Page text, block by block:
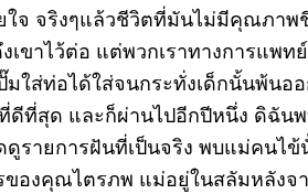
ใจ จริงๆแล้วชีวิตที่มันไม่มีคุณภาพ
เขาไว้ต่อ แต่พวกเราทางการแพทย์
ใส่ท่อได้ใส่จนกระทั่งเด็กนั้นพ้นอ
ดีที่สุด และก็ผ่านไปอีกปีหนึ่ง ดิฉันพ
ดูรายการฝันที่เป็นจริง พบแม่คนไ
ของคุณไตรภพ แม่อยู่ในสลัมหลังจ